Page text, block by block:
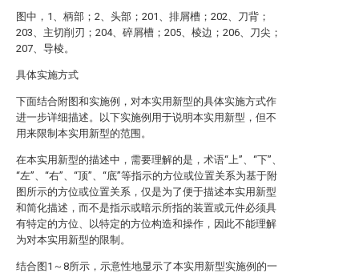
图中，1、柄部；2、头部；201、排屑槽；202、刀背；
203、主切削刃；204、碎屑槽；205、棱边；206、刀尖；
207、导棱。
具体实施方式
下面结合附图和实施例，对本实用新型的具体实施方式作
进一步详细描述。以下实施例用于说明本实用新型，但不
用来限制本实用新型的范围。
在本实用新型的描述中，需要理解的是，术语“上”、“下”、
“左”、“右”、“顶”、“底”等指示的方位或位置关系为基于附
图所示的方位或位置关系，仅是为了便于描述本实用新型
和简化描述，而不是指示或暗示所指的装置或元件必须具
有特定的方位、以特定的方位构造和操作，因此不能理解
为对本实用新型的限制。
结合图1～8所示，示意性地显示了本实用新型实施例的一